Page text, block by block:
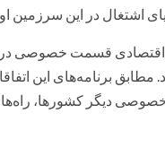
در این سرزمین او
اقتصادی قسمت خصوصی
مطابق برنامه‌های این
دیگر کشورها،